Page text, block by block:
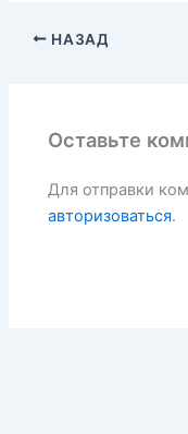
НАЗАД
Оставьте
Для отправки
авторизоваться.